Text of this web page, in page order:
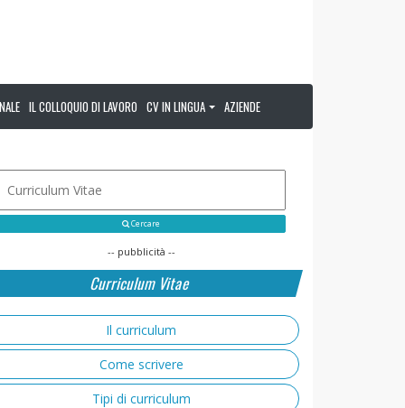
IL COLLOQUIO DI LAVORO CV IN LINGUA AZIENDE
Cercare
-- pubblicità --
Curriculum Vitae
Il curriculum
Come scrivere
Tipi di curriculum